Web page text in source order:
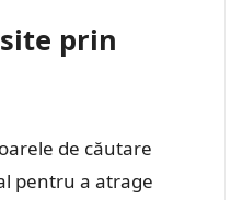
prin
de căutare
pentru a atrage